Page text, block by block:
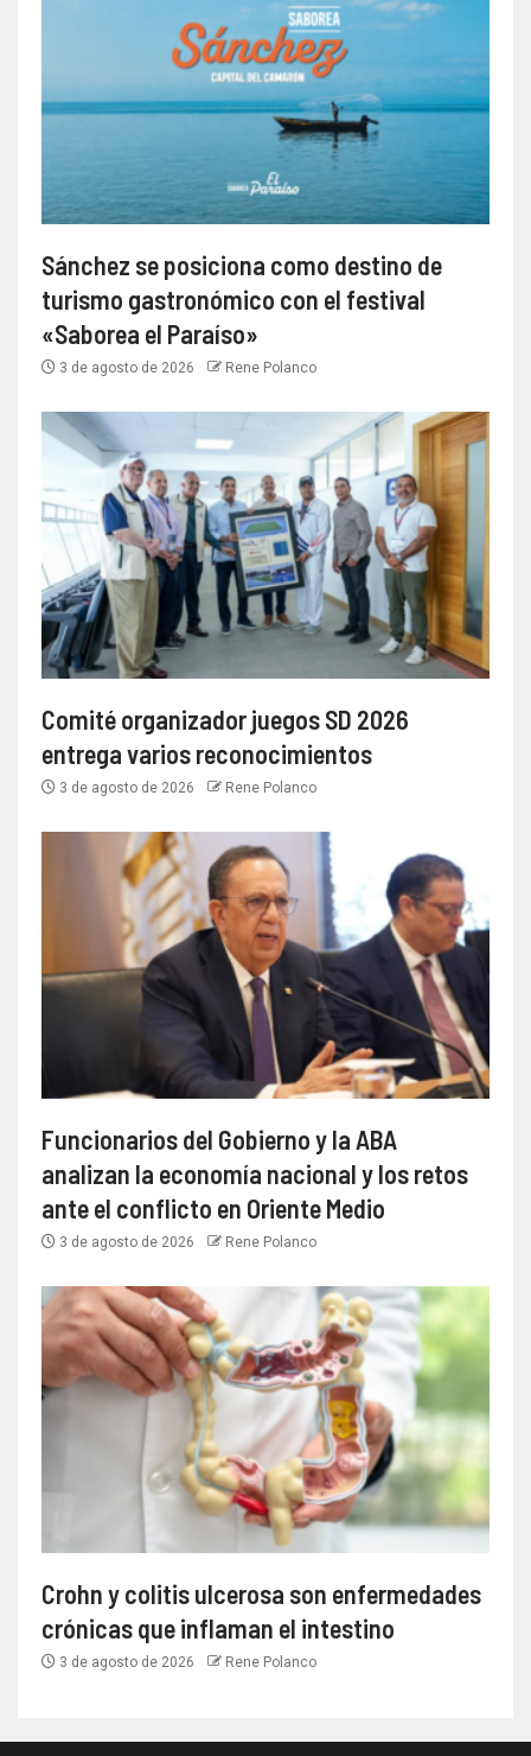
Sánchez se posiciona como destino de
turismo gastronómico con el festival
«Saborea el Paraíso»
3 de agosto de 2026 Rene Polanco
Comité organizador juegos SD 2026
entrega varios reconocimientos
3 de agosto de 2026 Rene Polanco
Funcionarios del Gobierno y la ABA
analizan la economía nacional y los retos
ante el conflicto en Oriente Medio
3 de agosto de 2026 Rene Polanco
Crohn y colitis ulcerosa son enfermedades
crónicas que inflaman el intestino
3 de agosto de 2026 Rene Polanco